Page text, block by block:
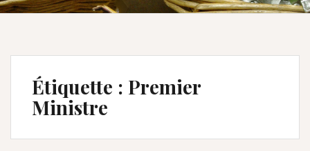
Étiquette : Premier
Ministre